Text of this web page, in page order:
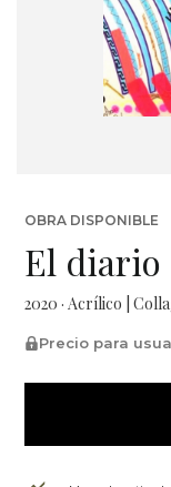
OBRA DISPONIBLE
El diario
2020 · Acrílico |
Precio para